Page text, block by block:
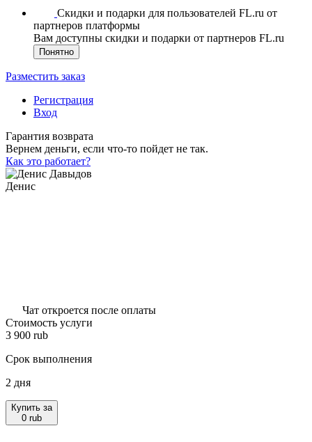
Скидки и подарки для пользователей FL.ru от
партнеров платформы
Вам доступны скидки и подарки от партнеров FL.ru
Понятно
Разместить заказ
Регистрация
Вход
Гарантия возврата
Вернем деньги, если что-то пойдет не так.
Как это работает?
Денис
Чат откроется после оплаты
Стоимость услуги
3 900 rub
Срок выполнения
2 дня
Купить за
0 rub